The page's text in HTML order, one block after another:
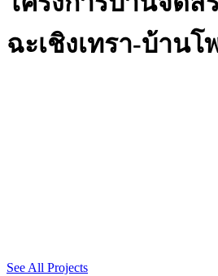
ฉะเชิงเทรา-บ้านโ
See All Projects